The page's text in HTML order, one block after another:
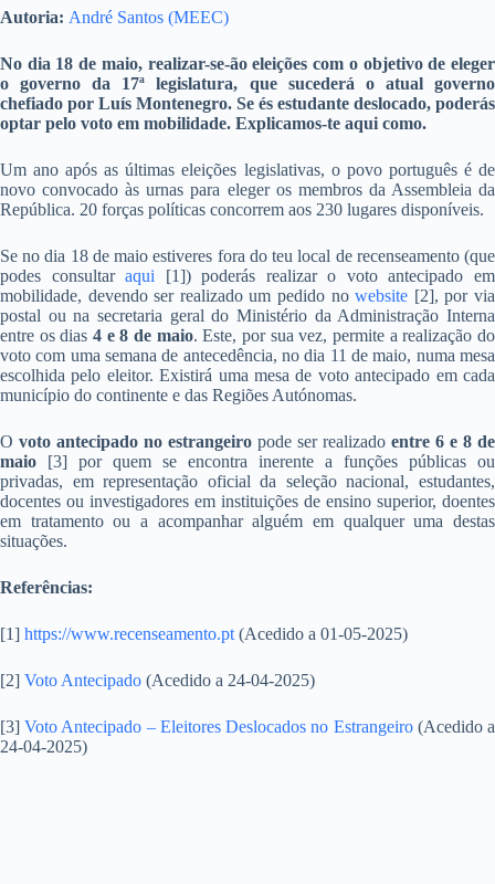
Autoria: André Santos (MEEC)
No dia 18 de maio, realizar-se-ão eleições com o objetivo de eleger
o governo da 17ª legislatura, que sucederá o atual governo
chefiado por Luís Montenegro. Se és estudante deslocado, poderás
optar pelo voto em mobilidade. Explicamos-te aqui como.
Um ano após as últimas eleições legislativas, o povo português é de
novo convocado às urnas para eleger os membros da Assembleia da
República. 20 forças políticas concorrem aos 230 lugares disponíveis.
Se no dia 18 de maio estiveres fora do teu local de recenseamento (que
podes consultaraqui [1]) poderás realizar o voto antecipado em
mobilidade, devendo ser realizado um pedido nowebsite [2], por via
postal ou na secretaria geral do Ministério da Administração Interna
entre os dias 4 e 8 de maio. Este, por sua vez, permite a realização do
voto com uma semana de antecedência, no dia 11 de maio, numa mesa
escolhida pelo eleitor. Existirá uma mesa de voto antecipado em cada
município do continente e das Regiões Autónomas.
O voto antecipado no estrangeiro pode ser realizado entre 6 e 8 de
maio [3] por quem se encontra inerente a funções públicas ou
privadas, em representação oficial da seleção nacional, estudantes,
docentes ou investigadores em instituições de ensino superior, doentes
em tratamento ou a acompanhar alguém em qualquer uma destas
situações.
Referências:
[1] https://www.recenseamento.pt (Acedido a 01-05-2025)
[2] Voto Antecipado (Acedido a 24-04-2025)
[3]Voto Antecipado – Eleitores Deslocados no Estrangeiro(Acedido a
24-04-2025)